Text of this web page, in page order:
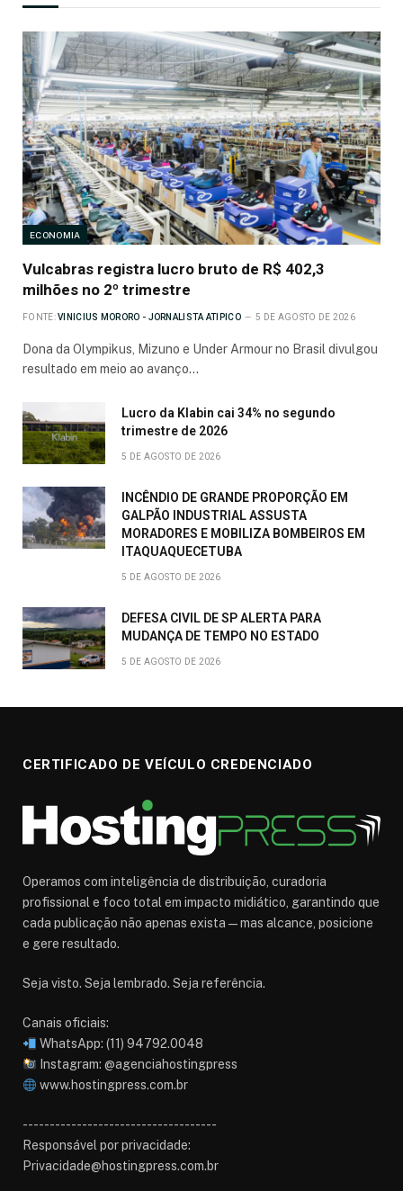
ECONOMIA
Vulcabras registra lucro bruto de R$ 402,3
milhões no 2º trimestre
FONTE: VINICIUS MORORO - JORNALISTA ATIPICO 5 DE AGOSTO DE 2026
Dona da Olympikus, Mizuno e Under Armour no Brasil divulgou
resultado em meio ao avanço…
Lucro da Klabin cai 34% no segundo
trimestre de 2026
5 DE AGOSTO DE 2026
INCÊNDIO DE GRANDE PROPORÇÃO EM
GALPÃO INDUSTRIAL ASSUSTA
MORADORES E MOBILIZA BOMBEIROS EM
ITAQUAQUECETUBA
5 DE AGOSTO DE 2026
DEFESA CIVIL DE SP ALERTA PARA
MUDANÇA DE TEMPO NO ESTADO
5 DE AGOSTO DE 2026
CERTIFICADO DE VEÍCULO CREDENCIADO
Operamos com inteligência de distribuição, curadoria
profissional e foco total em impacto midiático, garantindo que
cada publicação não apenas exista — mas alcance, posicione
e gere resultado.
Seja visto. Seja lembrado. Seja referência.
Canais oficiais:
WhatsApp: (11) 94792.0048
Instagram: @agenciahostingpress
www.hostingpress.com.br⁠
------------------------------------
Responsável por privacidade:
Privacidade@hostingpress.com.br